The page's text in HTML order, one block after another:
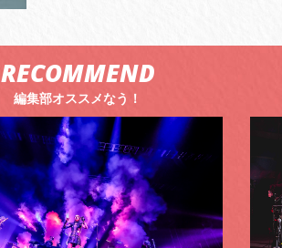
RECOMMEND
編集部オススメなう！